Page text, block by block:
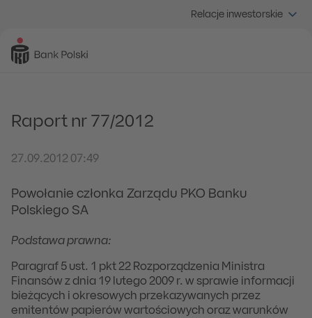
Relacje inwestorskie
Raport nr 77/2012
27.09.2012 07:49
Powołanie członka Zarządu PKO Banku
Polskiego SA
Podstawa prawna:
Paragraf 5 ust. 1 pkt 22 Rozporządzenia Ministra
Finansów z dnia 19 lutego 2009 r. w sprawie informacji
bieżących i okresowych przekazywanych przez
emitentów papierów wartościowych oraz warunków